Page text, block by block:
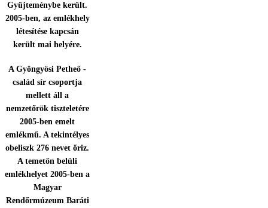
Gyűjteménybe került.
2005-ben, az emlékhely
létesítése kapcsán
került mai helyére.
A Gyöngyösi Petheő -
család sír csoportja
mellett áll a
nemzetőrök tiszteletére
2005-ben emelt
emlékmű. A tekintélyes
obeliszk 276 nevet őriz.
A temetőn belüli
emlékhelyet 2005-ben a
Magyar
Rendőrmúzeum Baráti